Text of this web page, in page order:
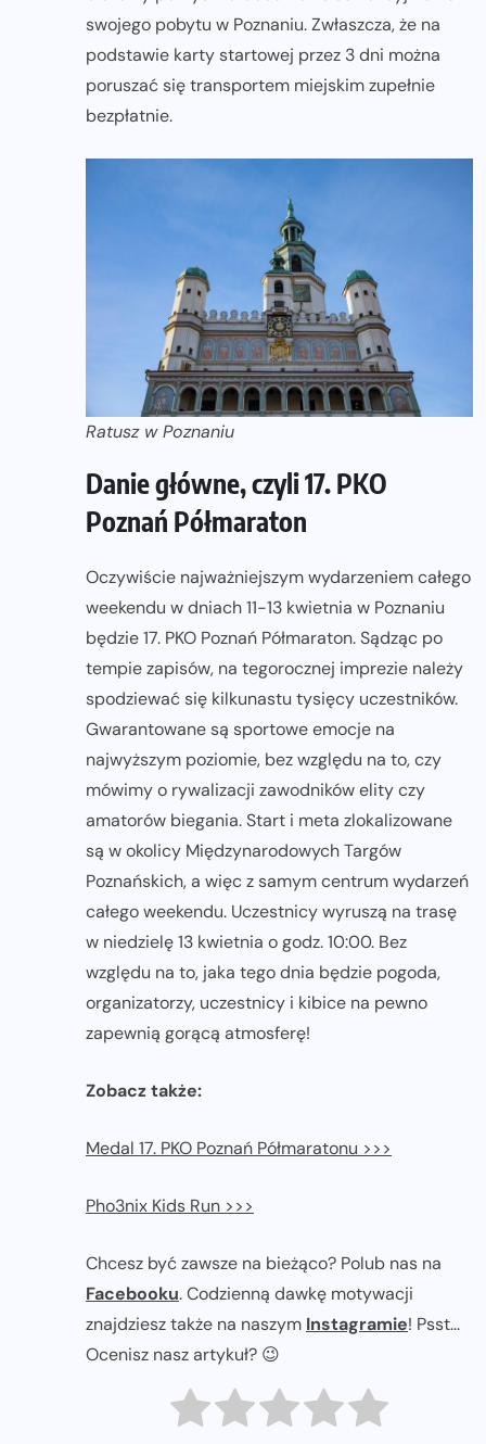
swojego pobytu w Poznaniu. Zwłaszcza, że na
podstawie karty startowej przez 3 dni można
poruszać się transportem miejskim zupełnie
bezpłatnie.
Ratusz w Poznaniu
Danie główne, czyli 17. PKO
Poznań Półmaraton
Oczywiście najważniejszym wydarzeniem całego
weekendu w dniach 11-13 kwietnia w Poznaniu
będzie 17. PKO Poznań Półmaraton. Sądząc po
tempie zapisów, na tegorocznej imprezie należy
spodziewać się kilkunastu tysięcy uczestników.
Gwarantowane są sportowe emocje na
najwyższym poziomie, bez względu na to, czy
mówimy o rywalizacji zawodników elity czy
amatorów biegania. Start i meta zlokalizowane
są w okolicy Międzynarodowych Targów
Poznańskich, a więc z samym centrum wydarzeń
całego weekendu. Uczestnicy wyruszą na trasę
w niedzielę 13 kwietnia o godz. 10:00. Bez
względu na to, jaka tego dnia będzie pogoda,
organizatorzy, uczestnicy i kibice na pewno
zapewnią gorącą atmosferę!
Zobacz także:
Medal 17. PKO Poznań Półmaratonu >>>
Pho3nix Kids Run >>>
Chcesz być zawsze na bieżąco? Polub nas na
Facebooku. Codzienną dawkę motywacji
znajdziesz także na naszym Instagramie! Psst...
Ocenisz nasz artykuł? 😉